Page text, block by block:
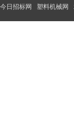
今日招标网
塑料机械网